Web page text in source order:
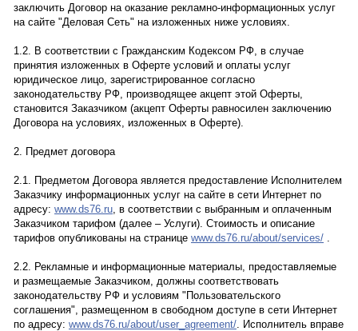
заключить Договор на оказание рекламно-информационных услуг
на сайте "Деловая Сеть" на изложенных ниже условиях.
1.2. В соответствии с Гражданским Кодексом РФ, в случае
принятия изложенных в Оферте условий и оплаты услуг
юридическое лицо, зарегистрированное согласно
законодательству РФ, производящее акцепт этой Оферты,
становится Заказчиком (акцепт Оферты равносилен заключению
Договора на условиях, изложенных в Оферте).
2. Предмет договора
2.1. Предметом Договора является предоставление Исполнителем
Заказчику информационных услуг на сайте в сети Интернет по
адресу: www.ds76.ru, в соответствии с выбранным и оплаченным
Заказчиком тарифом (далее – Услуги). Cтоимость и описание
тарифов опубликованы на странице www.ds76.ru/about/services/ .
2.2. Рекламные и информационные материалы, предоставляемые
и размещаемые Заказчиком, должны соответствовать
законодательству РФ и условиям "Пользовательского
соглашения", размещенном в свободном доступе в сети Интернет
по адресу: www.ds76.ru/about/user_agreement/. Исполнитель вправе